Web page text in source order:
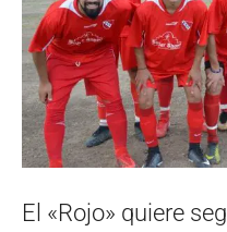
El «Rojo» quiere